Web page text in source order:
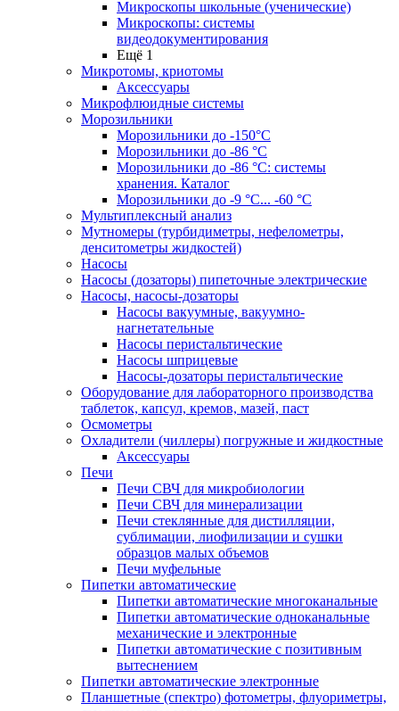
Микроскопы школьные (ученические)
Микроскопы: системы
видеодокументирования
Ещё 1
Микротомы, криотомы
Аксессуары
Микрофлюидные системы
Морозильники
Морозильники до -150°С
Морозильники до -86 °C
Морозильники до -86 °C: системы
хранения. Каталог
Морозильники до -9 °C... -60 °C
Мультиплексный анализ
Мутномеры (турбидиметры, нефелометры,
денситометры жидкостей)
Насосы
Насосы (дозаторы) пипеточные электрические
Насосы, насосы-дозаторы
Насосы вакуумные, вакуумно-
нагнетательные
Насосы перистальтические
Насосы шприцевые
Насосы-дозаторы перистальтические
Оборудование для лабораторного производства
таблеток, капсул, кремов, мазей, паст
Осмометры
Охладители (чиллеры) погружные и жидкостные
Аксессуары
Печи
Печи СВЧ для микробиологии
Печи СВЧ для минерализации
Печи стеклянные для дистилляции,
сублимации, лиофилизации и сушки
образцов малых объемов
Печи муфельные
Пипетки автоматические
Пипетки автоматические многоканальные
Пипетки автоматические одноканальные
механические и электронные
Пипетки автоматические с позитивным
вытеснением
Пипетки автоматические электронные
Планшетные (спектро) фотометры, флуориметры,